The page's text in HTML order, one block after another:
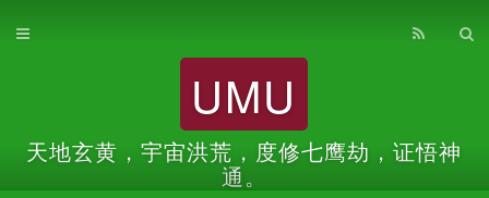
UMU
天地玄黄，宇宙洪荒，度修七鹰劫，证悟神
通。
首页
关于